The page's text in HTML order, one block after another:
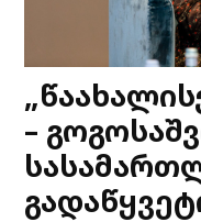
–